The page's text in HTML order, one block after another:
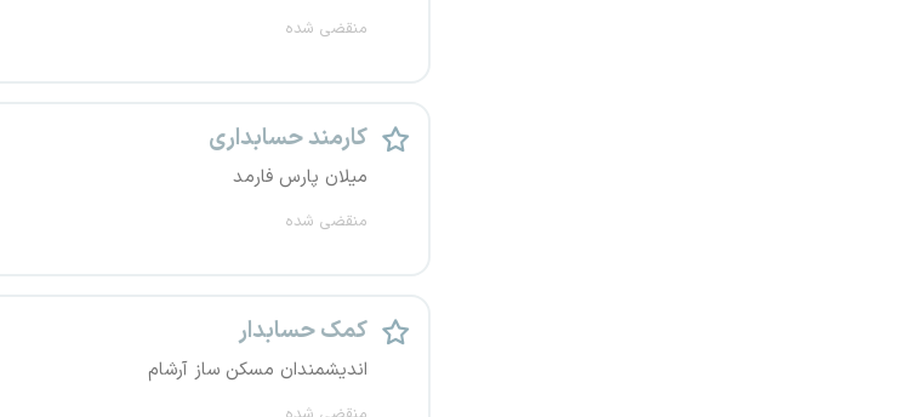
منقضی شده
کارمند حسابداری
میلان پارس فارمد
منقضی شده
کمک حسابدار
اندیشمندان مسکن ساز آرشام